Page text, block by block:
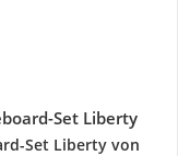
Set Liberty
Set Liberty von